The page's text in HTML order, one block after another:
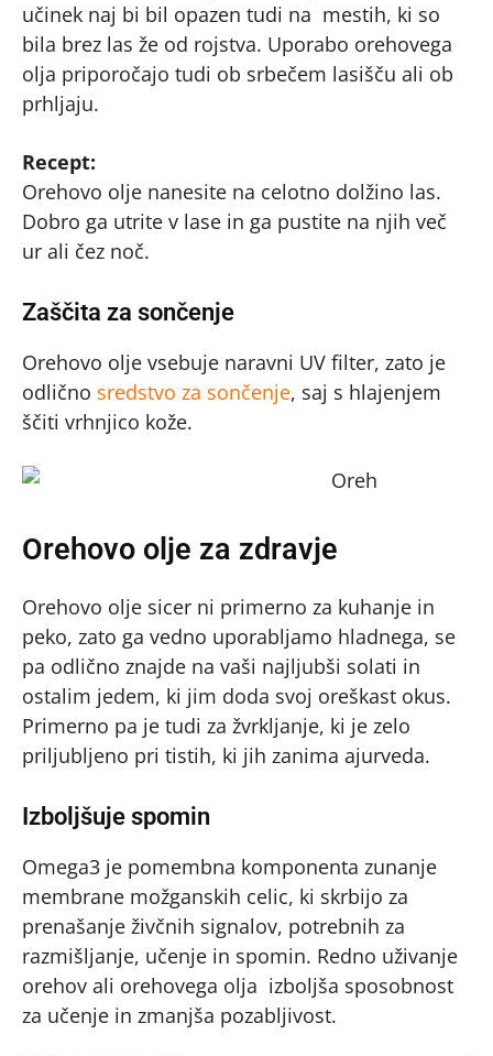
učinek naj bi bil opazen tudi na mestih, ki so
bila brez las že od rojstva. Uporabo orehovega
olja priporočajo tudi ob srbečem lasišču ali ob
prhljaju.
Recept:
Orehovo olje nanesite na celotno dolžino las.
Dobro ga utrite v lase in ga pustite na njih več
ur ali čez noč.
Zaščita za sončenje
Orehovo olje vsebuje naravni UV filter, zato je
odlično sredstvo za sončenje, saj s hlajenjem
ščiti vrhnjico kože.
Orehovo olje za zdravje
Orehovo olje sicer ni primerno za kuhanje in
peko, zato ga vedno uporabljamo hladnega, se
pa odlično znajde na vaši najljubši solati in
ostalim jedem, ki jim doda svoj oreškast okus.
Primerno pa je tudi za žvrkljanje, ki je zelo
priljubljeno pri tistih, ki jih zanima ajurveda.
Izboljšuje spomin
Omega3 je pomembna komponenta zunanje
membrane možganskih celic, ki skrbijo za
prenašanje živčnih signalov, potrebnih za
razmišljanje, učenje in spomin. Redno uživanje
orehov ali orehovega olja izboljša sposobnost
za učenje in zmanjša pozabljivost.